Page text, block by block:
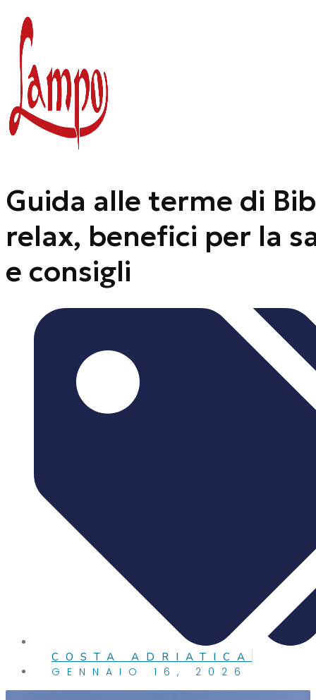
contenuto
Guida alle terme di
relax, benefici per la
e consigli
COSTA ADRIATICA
GENNAIO 16, 2026